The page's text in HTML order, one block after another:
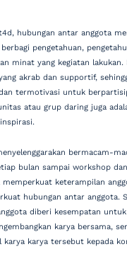
hubungan antar anggota
pengetahuan,
minat yang kegiatan lakukan.
akrab dan supportif,
termotivasi untuk
atau grup daring juga
bermacam-
bulan sampai workshop
keterampilan
hubungan antar anggota.
diberi kesempatan
karya bersama,
karya karya tersebut kepada